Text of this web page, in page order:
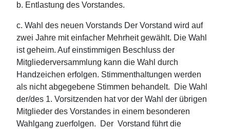
b. Entlastung des Vorstandes.
c. Wahl des neuen Vorstands Der Vorstand wird auf
zwei Jahre mit einfacher Mehrheit gewählt. Die Wahl
ist geheim. Auf einstimmigen Beschluss der
Mitgliederversammlung kann die Wahl durch
Handzeichen erfolgen. Stimmenthaltungen werden
als nicht abgegebene Stimmen behandelt. Die Wahl
der/des 1. Vorsitzenden hat vor der Wahl der übrigen
Mitglieder des Vorstandes in einem besonderen
Wahlgang zuerfolgen. Der Vorstand führt die